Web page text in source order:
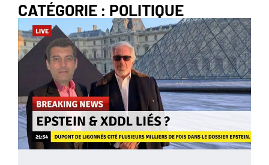
CATÉGORIE : POLITIQUE